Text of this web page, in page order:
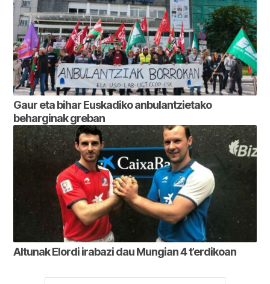
Gaur eta bihar Euskadiko anbulantzietako
beharginak greban
Altunak Elordi irabazi dau Mungian 4 t’erdikoan